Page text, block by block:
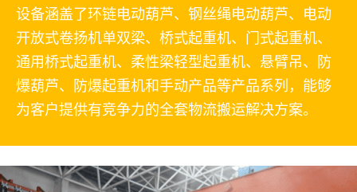
设备涵盖了环链电动葫芦、钢丝绳电动葫芦、电动
开放式卷扬机单双梁、桥式起重机、门式起重机、
通用桥式起重机、柔性梁轻型起重机、悬臂吊、防
爆葫芦、防爆起重机和手动产品等产品系列，能够
为客户提供有竞争力的全套物流搬运解决方案。